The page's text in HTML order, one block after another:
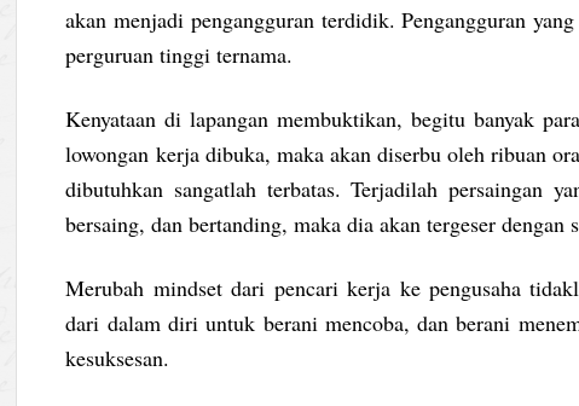
akan menjadi pengangguran terdidik. Pengangguran
perguruan tinggi ternama.
Kenyataan di lapangan membuktikan, begitu banyak
lowongan kerja dibuka, maka akan diserbu oleh ribuan
dibutuhkan sangatlah terbatas. Terjadilah persaingan
bersaing, dan bertanding, maka dia akan tergeser dengan
Merubah mindset dari pencari kerja ke pengusaha
dari dalam diri untuk berani mencoba, dan berani
kesuksesan.